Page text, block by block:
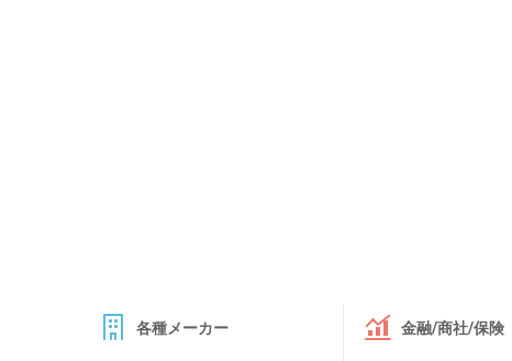
各種メーカー 金融/商社/保険